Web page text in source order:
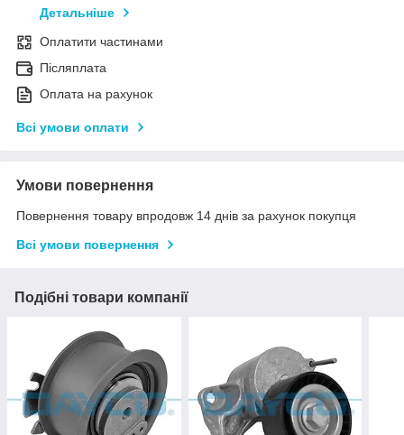
Детальніше
Оплатити частинами
Післяплата
Оплата на рахунок
Всі умови оплати
Умови повернення
Повернення товару впродовж 14 днів за рахунок покупця
Всі умови повернення
Подібні товари компанії